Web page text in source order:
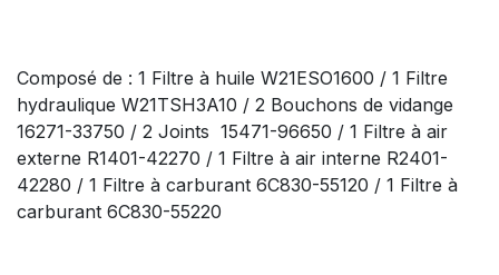
Composé de : 1 Filtre à huile W21ESO1600 / 1 Filtre
hydraulique W21TSH3A10 / 2 Bouchons de vidange
16271-33750 / 2 Joints 15471-96650 / 1 Filtre à air
externe R1401-42270 / 1 Filtre à air interne R2401-
42280 / 1 Filtre à carburant 6C830-55120 / 1 Filtre à
carburant 6C830-55220